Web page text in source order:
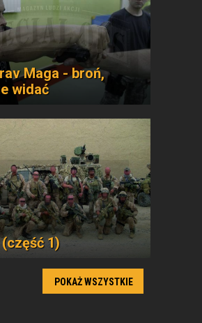
Maga - broń,
widać
(część 1)
POKAŻ WSZYSTKIE